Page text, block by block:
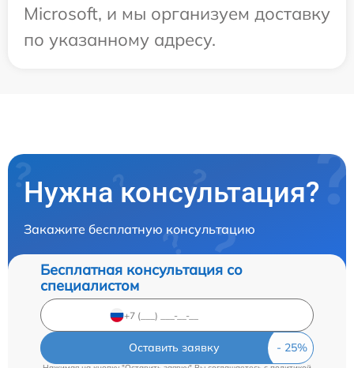
Microsoft, и мы организуем доставку
по указанному адресу.
Нужна консультация?
Закажите бесплатную консультацию
Бесплатная консультация со
специалистом
Оставить заявку